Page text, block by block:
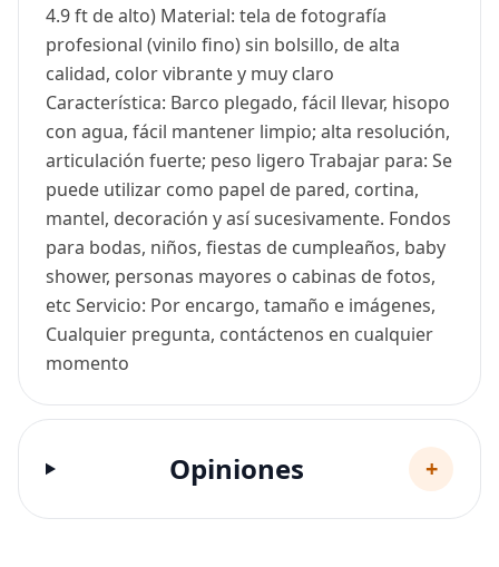
4.9 ft de alto) Material: tela de fotografía
profesional (vinilo fino) sin bolsillo, de alta
calidad, color vibrante y muy claro
Característica: Barco plegado, fácil llevar, hisopo
con agua, fácil mantener limpio; alta resolución,
articulación fuerte; peso ligero Trabajar para: Se
puede utilizar como papel de pared, cortina,
mantel, decoración y así sucesivamente. Fondos
para bodas, niños, fiestas de cumpleaños, baby
shower, personas mayores o cabinas de fotos,
etc Servicio: Por encargo, tamaño e imágenes,
Cualquier pregunta, contáctenos en cualquier
momento
Opiniones +